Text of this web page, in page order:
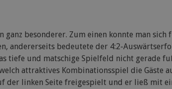
ganz besonderer. Zum einen konnte man sich
andererseits bedeutete der 4:2-
tiefe und matschige Spielfeld nicht gerade
attraktives Kombinationsspiel die Gäste
der linken Seite freigespielt und er ließ mit